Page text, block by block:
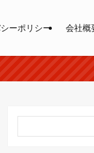
ーポリシー 会社概